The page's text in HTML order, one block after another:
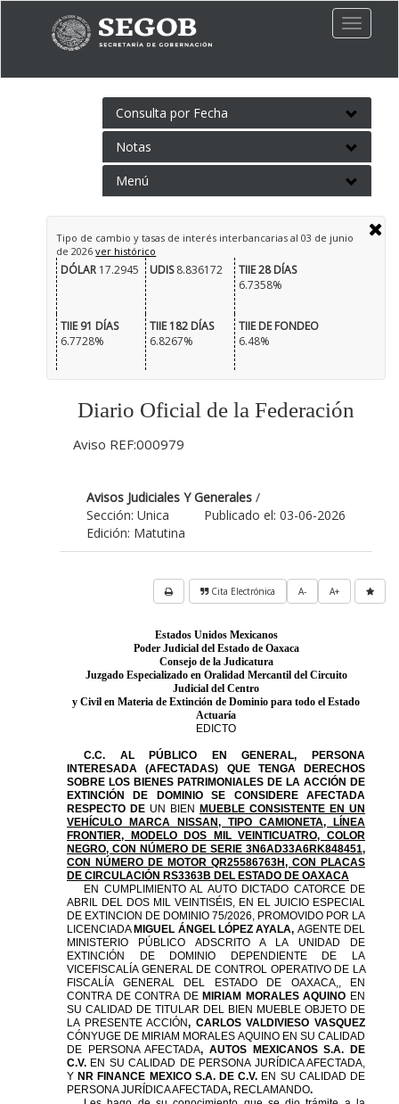
Toggle
Consulta por Fecha
Notas
Menú
Tipo de cambio y tasas de interés interbancarias al 03 de junio
de 2026ver histórico
DÓLAR17.2945 UDIS8.836172
TIIE 28 DÍAS
6.7358%
TIIE 91 DÍAS
6.7728%
TIIE 182 DÍAS
6.8267%
TIIE DE FONDEO
6.48%
Diario Oficial de la Federación
Aviso REF:000979
Avisos Judiciales Y Generales /
Publicado el: 03-06-2026
Sección: Unica
Edición: Matutina
A+
A-
Cita Electrónica